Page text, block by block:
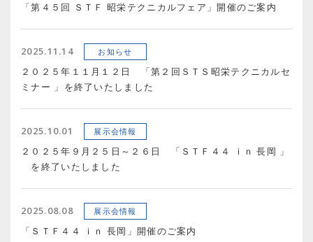
「第４５回 ＳＴＦ 昭栄テクニカルフェア」開催のご案内
2025.11.14 お知らせ
２０２５年１１月１２日 「第２回ＳＴＳ昭栄テクニカルセ
ミナー 」を終了いたしました
2025.10.01 展示会情報
２０２５年９月２５日～２６日 「ＳＴＦ４４ ｉｎ 長岡 」
を終了いたしました
2025.08.08 展示会情報
「ＳＴＦ４４ ｉｎ 長岡」開催のご案内